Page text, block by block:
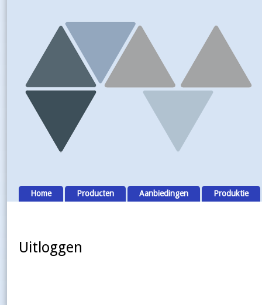
Home Producten Aanbiedingen Produktie
Uitloggen